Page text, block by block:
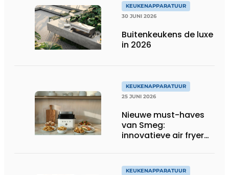
KEUKENAPPARATUUR
30 JUNI 2026
Buitenkeukens de luxe
in 2026
KEUKENAPPARATUUR
25 JUNI 2026
Nieuwe must-haves
van Smeg:
innovatieve air fryer
KEUKENAPPARATUUR